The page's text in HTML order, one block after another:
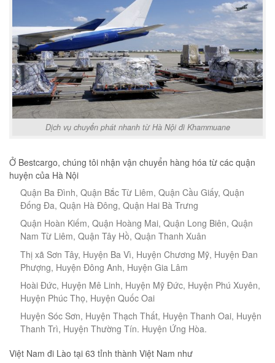
Dịch vụ chuyển phát nhanh từ Hà Nội đi Khammuane
Ở Bestcargo, chúng tôi nhận vận chuyển hàng hóa từ các quận
huyện của Hà Nội
Quận Ba Đình, Quận Bắc Từ Liêm, Quận Cầu Giấy, Quận
Đống Đa, Quận Hà Đông, Quận Hai Bà Trưng
Quận Hoàn Kiếm, Quận Hoàng Mai, Quận Long Biên, Quận
Nam Từ Liêm, Quận Tây Hồ, Quận Thanh Xuân
Thị xã Sơn Tây, Huyện Ba Vì, Huyện Chương Mỹ, Huyện Đan
Phượng, Huyện Đông Anh, Huyện Gia Lâm
Hoài Đức, Huyện Mê Linh, Huyện Mỹ Đức, Huyện Phú Xuyên,
Huyện Phúc Thọ, Huyện Quốc Oai
Huyện Sóc Sơn, Huyện Thạch Thất, Huyện Thanh Oai, Huyện
Thanh Trì, Huyện Thường Tín. Huyện Ứng Hòa.
Việt Nam đi Lào tại 63 tỉnh thành Việt Nam như